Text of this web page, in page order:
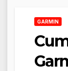
GARMIN